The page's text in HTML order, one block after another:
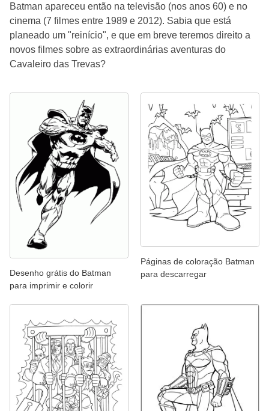
Batman apareceu então na televisão (nos anos 60) e no
cinema (7 filmes entre 1989 e 2012). Sabia que está
planeado um "reinício", e que em breve teremos direito a
novos filmes sobre as extraordinárias aventuras do
Cavaleiro das Trevas?
Desenho grátis do Batman
para imprimir e colorir
Páginas de coloração Batman
para descarregar